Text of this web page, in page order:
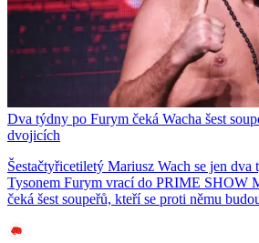
Dva týdny po Furym čeká Wacha šest
dvojicích
Šestačtyřicetiletý Mariusz Wach se jen dva
Tysonem Furym vrací do PRIME SHOW
čeká šest soupeřů, kteří se proti němu